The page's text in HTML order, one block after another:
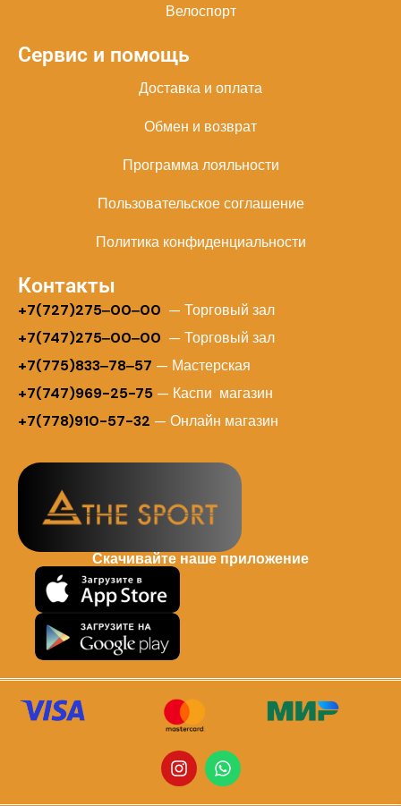
Велоспорт
Сервис и помощь
Доставка и оплата
Обмен и возврат
Программа лояльности
Пользовательское соглашение
Политика конфиденциальности
Контакты
+7(727)275‒00‒00 — Торговый зал
+7(747)275‒00‒00 — Торговый зал
+7(775)833‒78‒57 — Мастерская
+7(747)969-25-75 — Каспи магазин
+7(778)910-57-32 — Онлайн магазин
Скачивайте наше приложение